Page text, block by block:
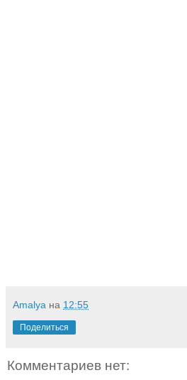
Amalya на 12:55
Поделиться
Комментариев нет: